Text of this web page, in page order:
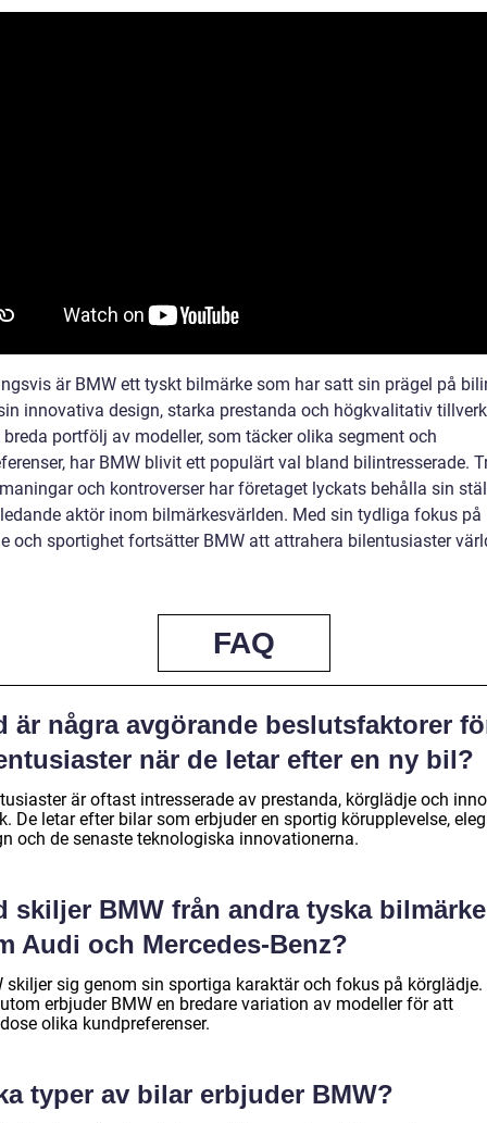
är BMW ett tyskt bilmärke som har satt sin prägel på
innovativa design, starka prestanda och högkvalitativ
portfölj av modeller, som täcker olika segment och
har BMW blivit ett populärt val bland bilintresserade.
och kontroverser har företaget lyckats behålla sin
aktör inom bilmärkesvärlden. Med sin tydliga fokus på
och sportighet fortsätter BMW att attrahera bilentusiaster
FAQ
är några avgörande beslutsfaktorer
när de letar efter en ny bil?
är oftast intresserade av prestanda, körglädje och
De letar efter bilar som erbjuder en sportig körupplevelse,
och de senaste teknologiska innovationerna.
skiljer BMW från andra tyska
Audi och Mercedes-Benz?
skiljer sig genom sin sportiga karaktär och fokus på körglädje.
erbjuder BMW en bredare variation av modeller för att
olika kundpreferenser.
typer av bilar erbjuder BMW?